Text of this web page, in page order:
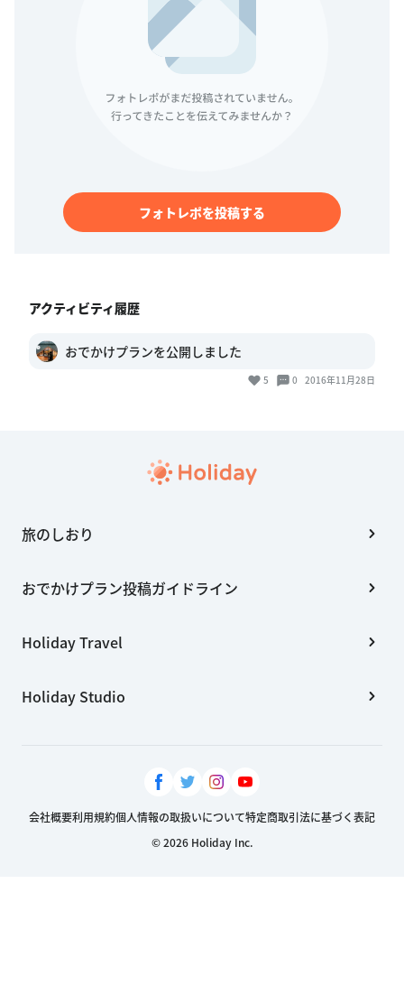
フォトレポを投稿する
アクティビティ履歴
おでかけプランを公開しました
5 0 2016年11月28日
旅のしおり
おでかけプラン投稿ガイドライン
Holiday Travel
Holiday Studio
会社概要利用規約個人情報の取扱いについて特定商取引法に基づく表記
© 2026 Holiday Inc.